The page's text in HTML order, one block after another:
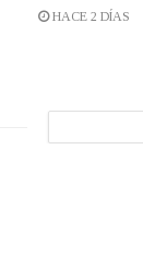
HACE 2 DÍAS